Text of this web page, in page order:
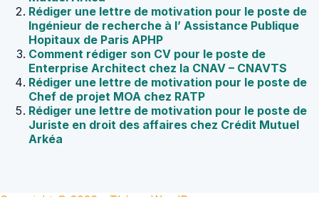
Rédiger une lettre de motivation pour le poste de
Ingénieur de recherche à l’ Assistance Publique
Hopitaux de Paris APHP
Comment rédiger son CV pour le poste de
Enterprise Architect chez la CNAV – CNAVTS
Rédiger une lettre de motivation pour le poste de
Chef de projet MOA chez RATP
Rédiger une lettre de motivation pour le poste de
Juriste en droit des affaires chez Crédit Mutuel
Arkéa